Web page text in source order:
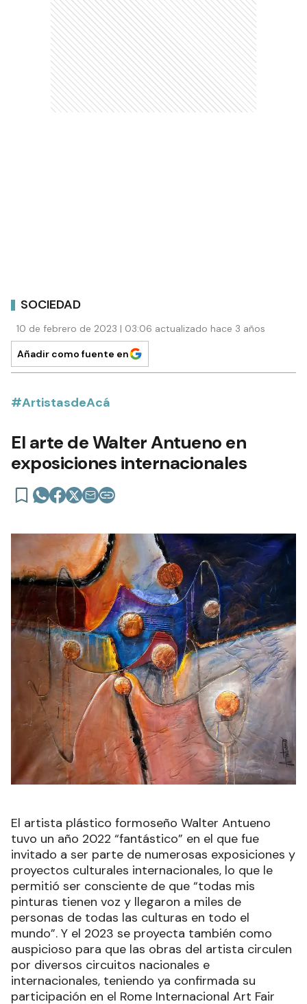
SOCIEDAD
10 de febrero de 2023 | 03:06 actualizado hace 3 años
Añadir como fuente en
#ArtistasdeAcá
El arte de Walter Antueno en
exposiciones internacionales
El artista plástico formoseño Walter Antueno
tuvo un año 2022 “fantástico” en el que fue
invitado a ser parte de numerosas exposiciones y
proyectos culturales internacionales, lo que le
permitió ser consciente de que “todas mis
pinturas tienen voz y llegaron a miles de
personas de todas las culturas en todo el
mundo”. Y el 2023 se proyecta también como
auspicioso para que las obras del artista circulen
por diversos circuitos nacionales e
internacionales, teniendo ya confirmada su
participación en el Rome Internacional Art Fair